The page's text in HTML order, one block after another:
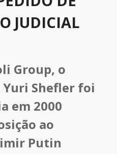
JUDICIAL
Group, o
Shefler foi
em 2000
ao
Putin